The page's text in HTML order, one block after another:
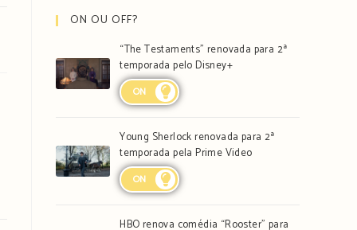
ON OU OFF?
“The Testaments” renovada para 2ª
temporada pelo Disney+
ON
Young Sherlock renovada para 2ª
temporada pela Prime Video
ON
HBO renova comédia “Rooster” para